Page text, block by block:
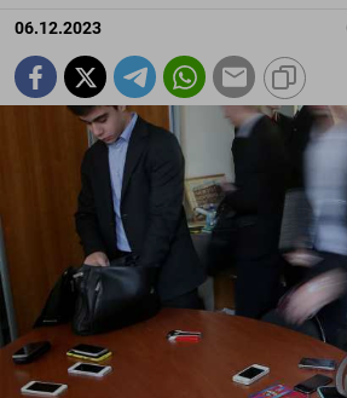
06.12.2023